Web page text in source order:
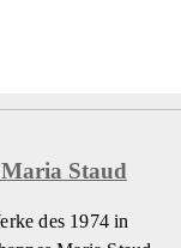
Staud
des 1974 in